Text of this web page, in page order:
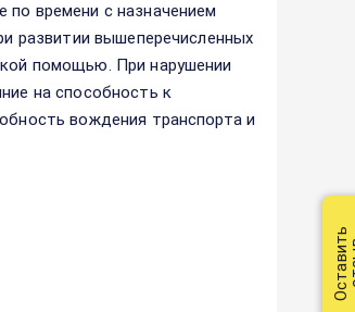
времени с назначением
развитии вышеперечисленных
помощью. При нарушении
на способность к
вождения транспорта и
Оставить